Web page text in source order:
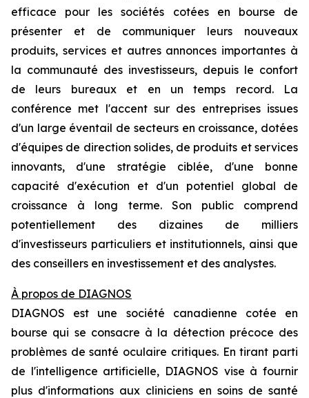
efficace pour les sociétés cotées en bourse de
présenter et de communiquer leurs nouveaux
produits, services et autres annonces importantes à
la communauté des investisseurs, depuis le confort
de leurs bureaux et en un temps record. La
conférence met l'accent sur des entreprises issues
d'un large éventail de secteurs en croissance, dotées
d'équipes de direction solides, de produits et services
innovants, d'une stratégie ciblée, d'une bonne
capacité d'exécution et d'un potentiel global de
croissance à long terme. Son public comprend
potentiellement des dizaines de milliers
d'investisseurs particuliers et institutionnels, ainsi que
des conseillers en investissement et des analystes.
À propos de DIAGNOS
DIAGNOS est une société canadienne cotée en
bourse qui se consacre à la détection précoce des
problèmes de santé oculaire critiques. En tirant parti
de l'intelligence artificielle, DIAGNOS vise à fournir
plus d'informations aux cliniciens en soins de santé